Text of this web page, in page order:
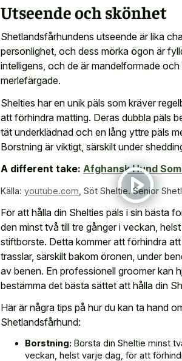
Utseende och skönhet
Shetlandsfårhundens utseende är lika
personlighet, och dess mörka ögon är
intelligens, och de är mandelformade och
merlefärgade.
Shelties har en unik päls som kräver
att förhindra matting. Deras dubbla päls
tät underklädnad och en lång yttre päls
Borstning är viktigt, särskilt under
A different take: Afghansk Hund
Källa: youtube.com Söt Sheltie. Senior
För att hålla din Shelties päls i sin bästa
den minst två till tre gånger i veckan,
stiftborste. Detta kommer att förhindra
trasslar, särskilt bakom öronen, under
av benen. En professionell groomer kan
bestämma det bästa sättet att hålla din
Här är några tips på hur du kan ta hand
Shetlandsfårhund:
Borstning: Borsta din Sheltie minst
veckan, helst varje dag, för att